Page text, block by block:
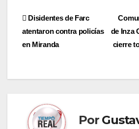
Navegación
de
de Inza
cierre
Disidentes de Farc
atentaron contra policías
en Miranda
Por